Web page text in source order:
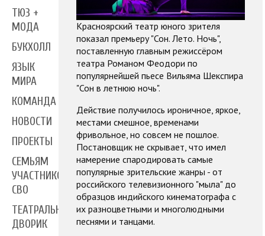
ТЮЗ +
МОДА
БУКХОЛЛ
ЯЗЫК
МИРА
КОМАНДА
НОВОСТИ
ПРОЕКТЫ
СЕМЬЯМ
УЧАСТНИКОВ
СВО
ТЕАТРАЛЬНЫЙ
ДВОРИК
Красноярский театр юного зрителя
показал премьеру "Сон. Лето. Ночь",
поставленную главным режиссёром
театра Романом Феодори по
популярнейшей пьесе Вильяма Шекспира
"Сон в летнюю ночь".
Действие получилось ироничное, яркое,
местами смешное, временами
фривольное, но совсем не пошлое.
Постановщик не скрывает, что имел
намерение спародировать самые
популярные зрительские жанры - от
российского телевизионного "мыла" до
образцов индийского кинематографа с
их разноцветными и многолюдными
песнями и танцами.